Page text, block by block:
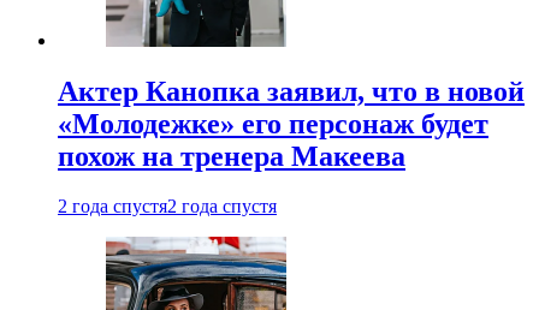
Актер Канопка заявил, что в новой
«Молодежке» его персонаж будет
похож на тренера Макеева
2 года спустя2 года спустя